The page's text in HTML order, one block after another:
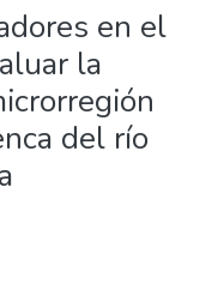
en el
la
del río